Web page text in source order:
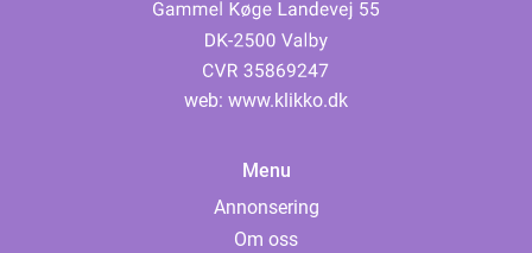
web: www.klikko.dk
Menu
Annonsering
Om oss